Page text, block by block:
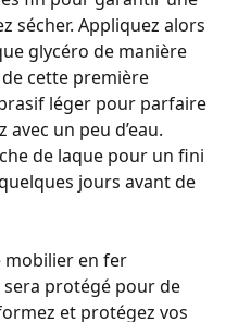
sécher. Appliquez alors
glycéro de manière
cette première
léger pour parfaire
un peu d’eau.
de laque pour un fini
jours avant de
mobilier en fer
protégé pour de
et protégez vos